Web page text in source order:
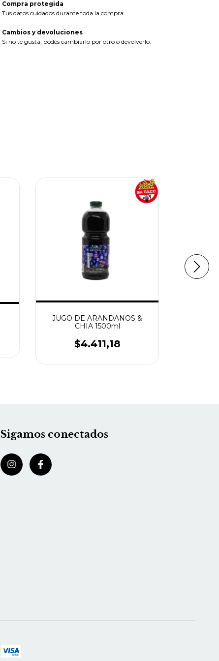
Compra protegida
Tus datos cuidados durante toda la compra.
Cambios y devoluciones
Si no te gusta, podés cambiarlo por otro o devolverlo.
JUGO DE ARANDANOS &
CHIA 1500ml
$4.411,18
Sigamos conectados